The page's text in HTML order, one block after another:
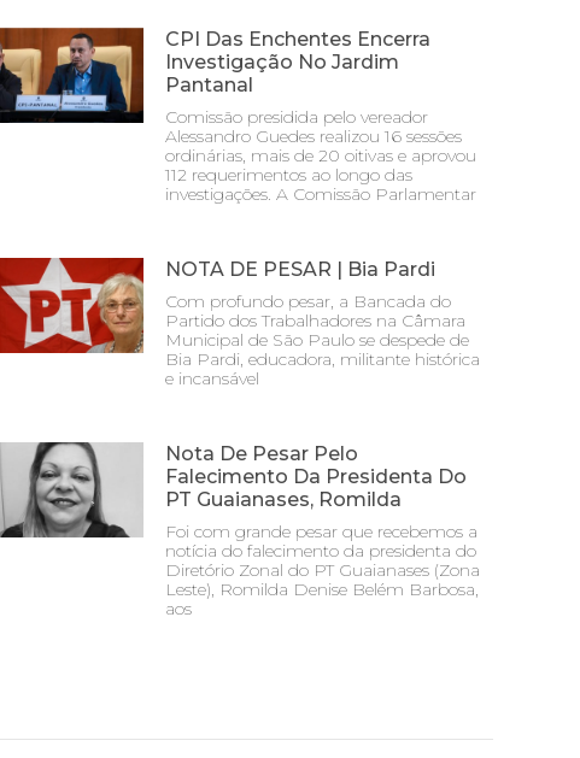
CPI Das Enchentes Encerra
Investigação No Jardim
Pantanal
Comissão presidida pelo vereador
Alessandro Guedes realizou 16 sessões
ordinárias, mais de 20 oitivas e aprovou
112 requerimentos ao longo das
investigações. A Comissão Parlamentar
NOTA DE PESAR | Bia Pardi
Com profundo pesar, a Bancada do
Partido dos Trabalhadores na Câmara
Municipal de São Paulo se despede de
Bia Pardi, educadora, militante histórica
e incansável
Nota De Pesar Pelo
Falecimento Da Presidenta Do
PT Guaianases, Romilda
Foi com grande pesar que recebemos a
notícia do falecimento da presidenta do
Diretório Zonal do PT Guaianases (Zona
Leste), Romilda Denise Belém Barbosa,
aos